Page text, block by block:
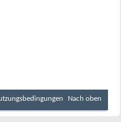
Nach oben